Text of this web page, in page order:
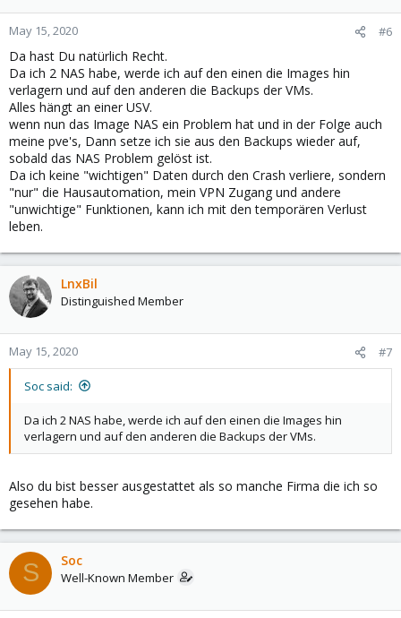
May 15, 2020 #6
Da hast Du natürlich Recht.
Da ich 2 NAS habe, werde ich auf den einen die Images hin
verlagern und auf den anderen die Backups der VMs.
Alles hängt an einer USV.
wenn nun das Image NAS ein Problem hat und in der Folge auch
meine pve's, Dann setze ich sie aus den Backups wieder auf,
sobald das NAS Problem gelöst ist.
Da ich keine "wichtigen" Daten durch den Crash verliere, sondern
"nur" die Hausautomation, mein VPN Zugang und andere
"unwichtige" Funktionen, kann ich mit den temporären Verlust
leben.
LnxBil
Distinguished Member
May 15, 2020 #7
Soc said:
Da ich 2 NAS habe, werde ich auf den einen die Images hin
verlagern und auf den anderen die Backups der VMs.
Also du bist besser ausgestattet als so manche Firma die ich so
gesehen habe.
S Soc
Well-Known Member